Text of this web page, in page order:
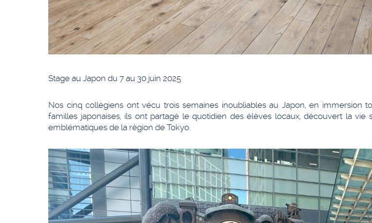
Stage au Japon du 7 au 30 juin 2025
Nos cinq collégiens ont vécu trois semaines inoubliables au Japon, en immersion
familles japonaises, ils ont partagé le quotidien des élèves locaux, découvert la vie
emblématiques de la région de Tokyo.